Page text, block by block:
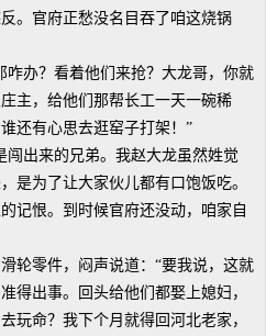
。官府正愁没名目吞了咱这烧锅
咋办？看着他们来抢？大龙哥，你就
主，给他们那帮长工一天一碗稀
还有心思去逛窑子打架！”
闯出来的兄弟。我赵大龙虽然姓觉
是为了让大家伙儿都有口饱饭吃。
记恨。到时候官府还没动，咱家自
轮零件，闷声说道：“要我说，这就
得出事。回头给他们都娶上媳妇，
玩命？我下个月就得回河北老家，